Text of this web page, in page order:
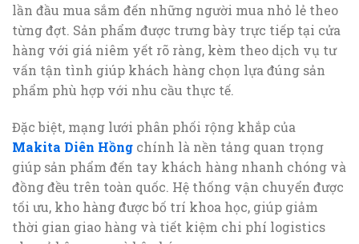
lần đầu mua sắm đến những người mua nhỏ lẻ theo
từng đợt. Sản phẩm được trưng bày trực tiếp tại cửa
hàng với giá niêm yết rõ ràng, kèm theo dịch vụ tư
vấn tận tình giúp khách hàng chọn lựa đúng sản
phẩm phù hợp với nhu cầu thực tế.
Đặc biệt, mạng lưới phân phối rộng khắp của
Makita Diên Hồng chính là nền tảng quan trọng
giúp sản phẩm đến tay khách hàng nhanh chóng và
đồng đều trên toàn quốc. Hệ thống vận chuyển được
tối ưu, kho hàng được bố trí khoa học, giúp giảm
thời gian giao hàng và tiết kiệm chi phí logistics